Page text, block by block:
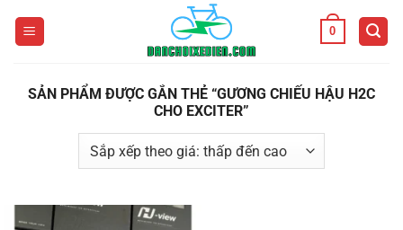
0
SẢN PHẨM ĐƯỢC GẮN THẺ “GƯƠNG CHIẾU HẬU H2C
CHO EXCITER”